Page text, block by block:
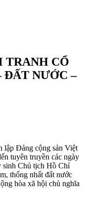
CỔ
ĐẤT NƯỚC –
lập Đảng cộng sản Việt
tuyên truyền các ngày
sinh Chủ tịch Hồ Chí
thống nhất đất nước
hòa xã hội chủ nghĩa